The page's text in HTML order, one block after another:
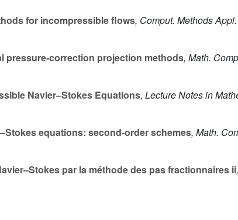
for incompressible flows, Comput. Methods
pressure-correction projection methods, Math.
Navier–Stokes Equations, Lecture Notes in
equations: second-order schemes, Math.
par la méthode des pas fractionnaires ii